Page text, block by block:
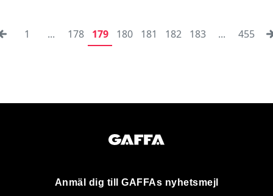
1 ... 178 179 180 181 182 183 ... 455
Anmäl dig till GAFFAs nyhetsmejl